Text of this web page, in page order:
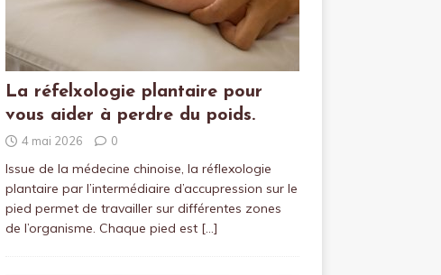
La réfelxologie plantaire pour
vous aider à perdre du poids.
4 mai 2026 0
Issue de la médecine chinoise, la réflexologie
plantaire par l’intermédiaire d’accupression sur le
pied permet de travailler sur différentes zones
de l’organisme. Chaque pied est […]